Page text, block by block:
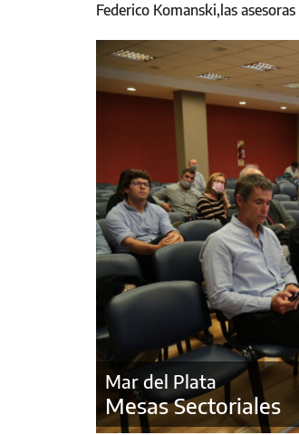
Federico Komanski,las
Mar del Plata
Mesas Sectoriales